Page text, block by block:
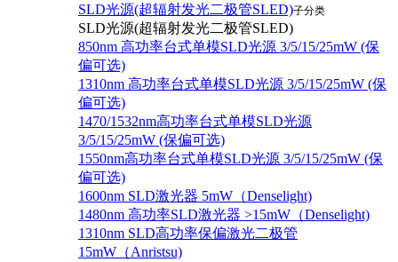
SLD光源(超辐射发光二极管SLED)子分类
SLD光源(超辐射发光二极管SLED)
850nm 高功率台式单模SLD光源 3/5/15/25mW (保
偏可选)
1310nm 高功率台式单模SLD光源 3/5/15/25mW (保
偏可选)
1470/1532nm高功率台式单模SLD光源
3/5/15/25mW (保偏可选)
1550nm高功率台式单模SLD光源 3/5/15/25mW (保
偏可选)
1600nm SLD激光器 5mW（Denselight)
1480nm 高功率SLD激光器 >15mW（Denselight)
1310nm SLD高功率保偏激光二极管
15mW（Anristsu)